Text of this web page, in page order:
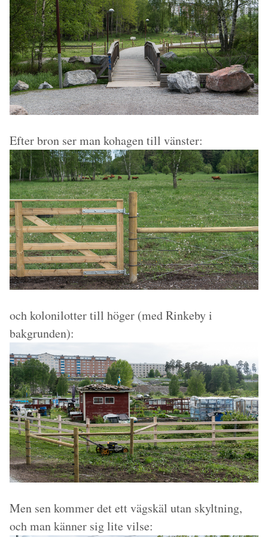
Efter bron ser man kohagen till vänster:
och kolonilotter till höger (med Rinkeby i
bakgrunden):
Men sen kommer det ett vägskäl utan skyltning,
och man känner sig lite vilse: